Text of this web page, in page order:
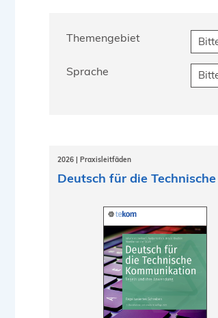
Themengebiet
Sprache
2026 | Praxisleitfäden
Deutsch für die